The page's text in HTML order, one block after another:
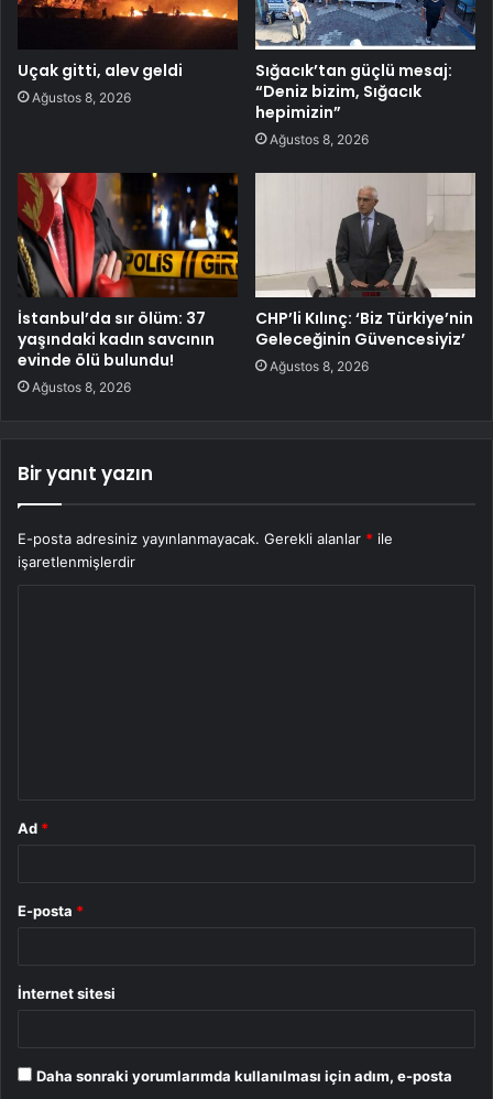
Uçak gitti, alev geldi
Ağustos 8, 2026
Sığacık’tan güçlü mesaj:
“Deniz bizim, Sığacık
hepimizin”
Ağustos 8, 2026
İstanbul’da sır ölüm: 37
yaşındaki kadın savcının
evinde ölü bulundu!
Ağustos 8, 2026
CHP’li Kılınç: ‘Biz Türkiye’nin
Geleceğinin Güvencesiyiz’
Ağustos 8, 2026
Bir yanıt yazın
E-posta adresiniz yayınlanmayacak. Gerekli alanlar * ile
işaretlenmişlerdir
Ad *
E-posta *
İnternet sitesi
Daha sonraki yorumlarımda kullanılması için adım, e-posta